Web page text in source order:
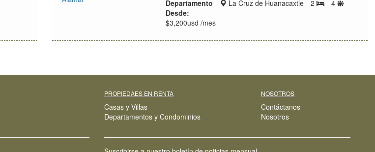
Departamento
Zona
La Cruz de Huanacaxtle 2 Bedrooms
4
Límite
Desde:
$3,200usd /mes
PROPIEDAES EN RENTA
Casas y Villas
Departamentos y Condominios
NOSOTROS
Contáctanos
Nosotros